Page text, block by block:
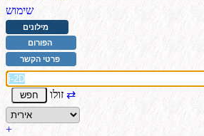
שימוש
מילונים
הפורום
פרטי הקשר
⇄
+